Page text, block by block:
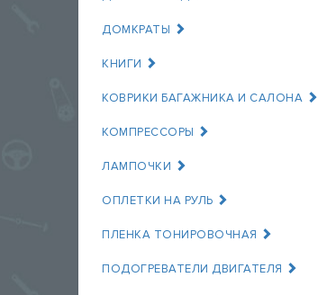
ДОМКРАТЫ
КНИГИ
КОВРИКИ БАГАЖНИКА И САЛОНА
КОМПРЕССОРЫ
ЛАМПОЧКИ
ОПЛЕТКИ НА РУЛЬ
ПЛЕНКА ТОНИРОВОЧНАЯ
ПОДОГРЕВАТЕЛИ ДВИГАТЕЛЯ